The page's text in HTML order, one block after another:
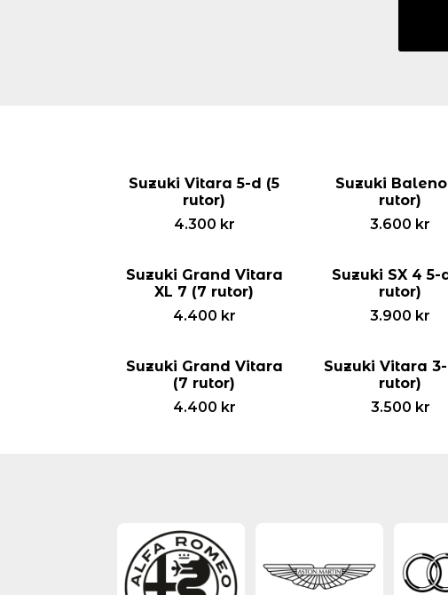
mängd
Suzuki Vitara 5-d (5
rutor)
4.300 kr
Suzuki Baleno
rutor)
3.600 kr
Suzuki Grand Vitara
XL 7 (7 rutor)
4.400 kr
Suzuki SX 4 5-
rutor)
3.900 kr
Suzuki Grand Vitara
(7 rutor)
4.400 kr
Suzuki Vitara
rutor)
3.500 kr